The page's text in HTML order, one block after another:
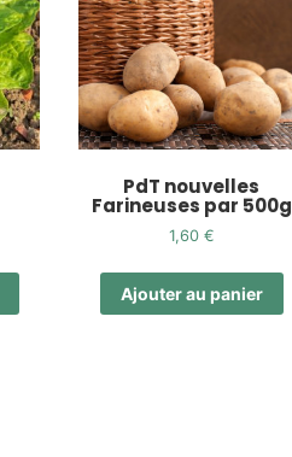
PdT nouvelles
Farineuses par 500g
1,60 €
Ajouter au panier